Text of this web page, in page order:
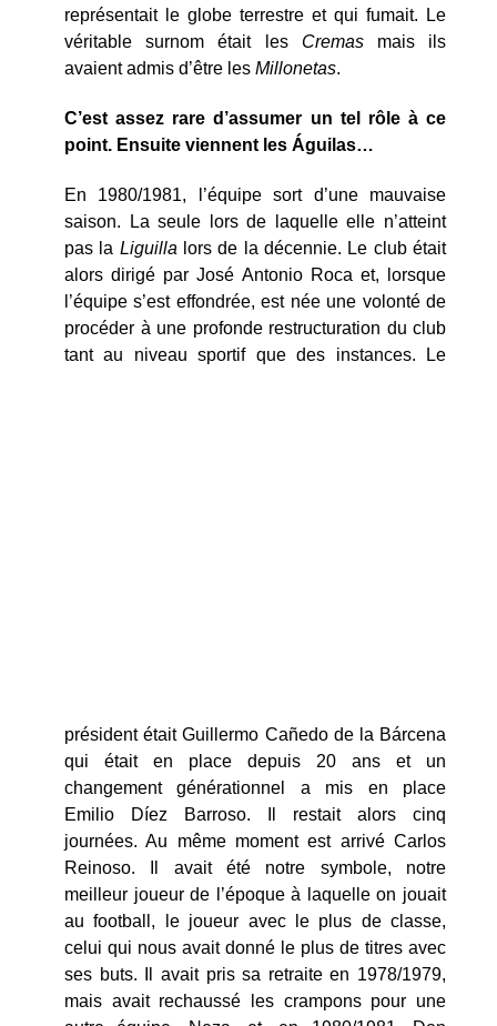
représentait le globe terrestre et qui fumait. Le
véritable surnom était les Cremasmais ils
avaient admis d’être les Millonetas.
C’est assez rare d’assumer un tel rôle à ce
point. Ensuite viennent les Águilas…
En 1980/1981, l’équipe sort d’une mauvaise
saison. La seule lors de laquelle elle n’atteint
pas la Liguilla lors de la décennie. Le club était
alors dirigé par José Antonio Roca et, lorsque
l’équipe s’est effondrée, est née une volonté de
procéder à une profonde restructuration du club
tant au niveau sportif que des instances.
Le
président était Guillermo Cañedo de la Bárcena
qui était en place depuis 20 ans et un
changement générationnel a mis en place
Emilio Díez Barroso. Il restait alors cinq
journées. Au même moment est arrivé Carlos
Reinoso. Il avait été notre symbole, notre
meilleur joueur de l’époque à laquelle on jouait
au football, le joueur avec le plus de classe,
celui qui nous avait donné le plus de titres avec
ses buts. Il avait pris sa retraite en 1978/1979,
mais avait rechaussé les crampons pour une